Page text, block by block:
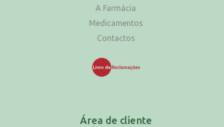
A Farmácia
Medicamentos
Contactos
Área de cliente